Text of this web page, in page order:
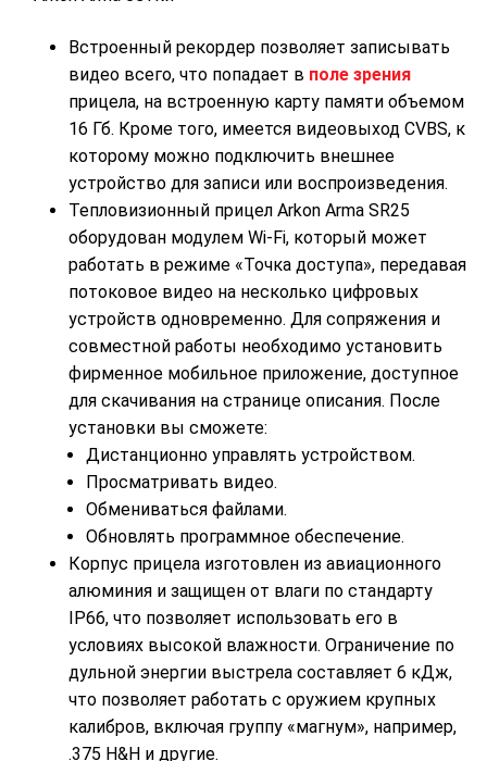
Встроенный рекордер позволяет записывать
видео всего, что попадает в поле зрения
прицела, на встроенную карту памяти объемом
16 Гб. Кроме того, имеется видеовыход CVBS, к
которому можно подключить внешнее
устройство для записи или воспроизведения.
Тепловизионный прицел Arkon Arma SR25
оборудован модулем Wi-Fi, который может
работать в режиме «Точка доступа», передавая
потоковое видео на несколько цифровых
устройств одновременно. Для сопряжения и
совместной работы необходимо установить
фирменное мобильное приложение, доступное
для скачивания на странице описания. После
установки вы сможете:
Дистанционно управлять устройством.
Просматривать видео.
Обмениваться файлами.
Обновлять программное обеспечение.
Корпус прицела изготовлен из авиационного
алюминия и защищен от влаги по стандарту
IP66, что позволяет использовать его в
условиях высокой влажности. Ограничение по
дульной энергии выстрела составляет 6 кДж,
что позволяет работать с оружием крупных
калибров, включая группу «магнум», например,
.375 H&H и другие.